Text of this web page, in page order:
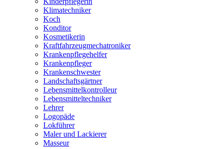
Klimatechniker
Koch
Konditor
Kosmetikerin
Kraftfahrzeugmechatroniker
Krankenpflegehelfer
Krankenpfleger
Krankenschwester
Landschaftsgärtner
Lebensmittelkontrolleur
Lebensmitteltechniker
Lehrer
Logopäde
Lokführer
Maler und Lackierer
Masseur